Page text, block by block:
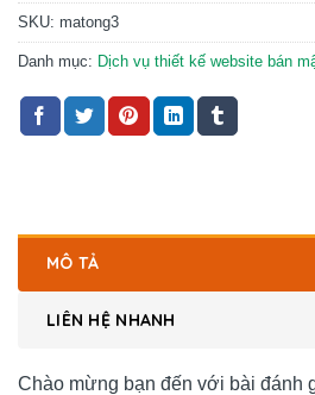
SKU: matong3
Danh mục: Dịch vụ thiết kế website bán
MÔ TẢ
LIÊN HỆ NHANH
Chào mừng bạn đến với bài đánh